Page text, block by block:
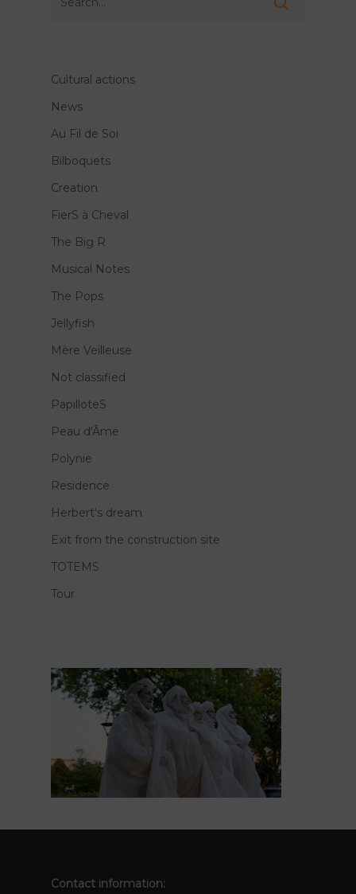
Cultural actions
News
Au Fil de Soi
Bilboquets
Creation
FierS à Cheval
The Big R
Musical Notes
The Pops
Jellyfish
Mère Veilleuse
Not classified
PapilloteS
Peau d'Âme
Polynie
Residence
Herbert's dream
Exit from the construction site
TOTEMS
Tour
Contact information: